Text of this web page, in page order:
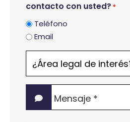
contacto con usted? *
Teléfono
Email
¿Área
legal
de
interés?
*